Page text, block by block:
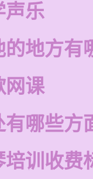
声乐
地方有
网课
有哪些方
训收费